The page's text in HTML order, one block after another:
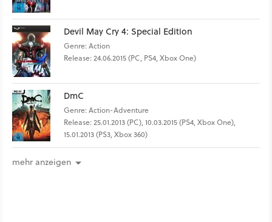
Devil May Cry 4: Special Edition
Genre: Action
Release: 24.06.2015 (PC, PS4, Xbox One)
DmC
Genre: Action-Adventure
Release: 25.01.2013 (PC), 10.03.2015 (PS4, Xbox One),
15.01.2013 (PS3, Xbox 360)
mehr anzeigen